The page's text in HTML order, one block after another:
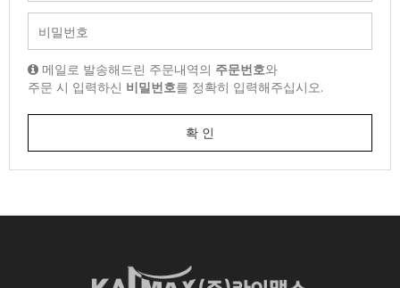
메일로 발송해드린 주문내역의 주문번호와
주문 시 입력하신 비밀번호를 정확히 입력해주십시오.
확 인